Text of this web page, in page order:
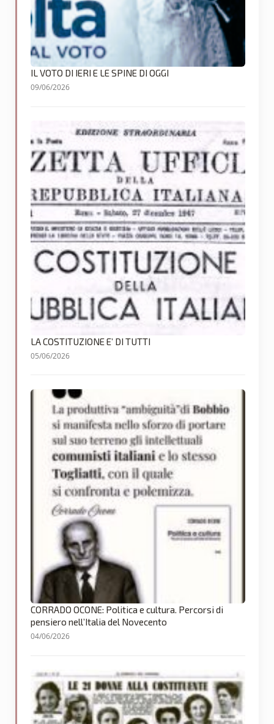
IL VOTO DI IERI E LE SPINE DI OGGI
09/06/2026
LA COSTITUZIONE E’ DI TUTTI
05/06/2026
CORRADO OCONE: Politica e cultura. Percorsi di
pensiero nell’Italia del Novecento
04/06/2026